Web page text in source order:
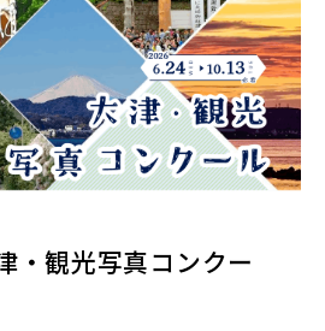
・観光写真コンクー